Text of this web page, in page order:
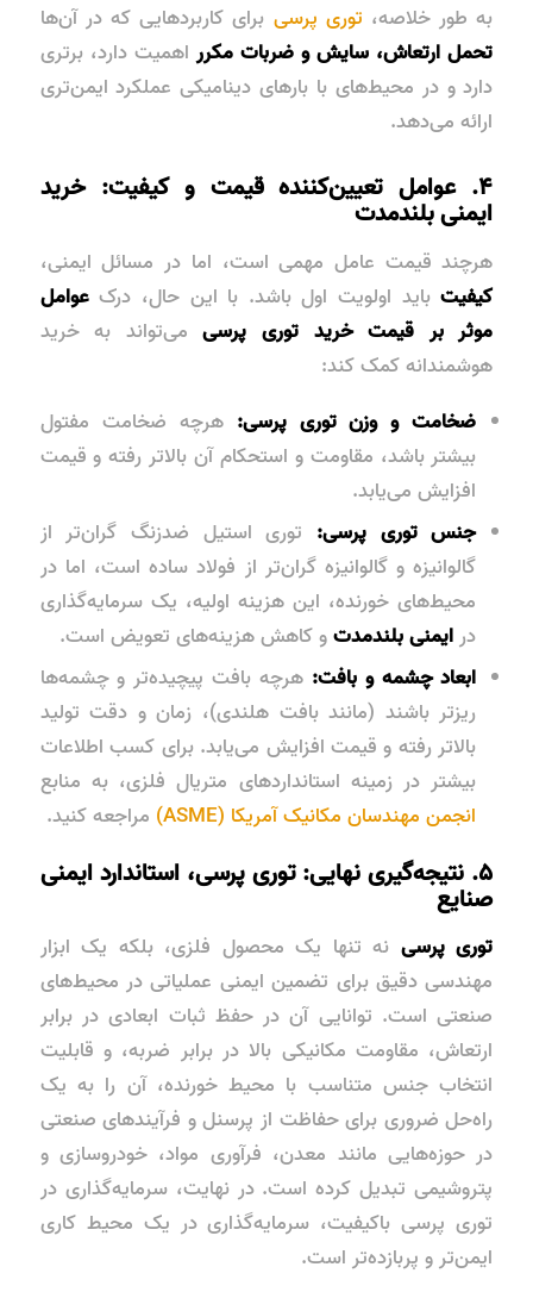
به طور خلاصه، توری پرسی برای کاربردهایی که در آن‌ها
تحمل ارتعاش، سایش و ضربات مکرراهمیت دارد، برتری
دارد و در محیط‌های با بارهای دینامیکی عملکرد ایمن‌تری
ارائه می‌دهد.
۴. عوامل تعیین‌کننده قیمت و کیفیت: خرید
ایمنی بلندمدت
هرچند قیمت عامل مهمی است، اما در مسائل ایمنی،
کیفیتباید اولویت اول باشد. با این حال، درکعوامل
موثر بر قیمت خرید توری پرسیمی‌تواند به خرید
هوشمندانه کمک کند:
ضخامت و وزن توری پرسی: هرچه ضخامت مفتول
بیشتر باشد، مقاومت و استحکام آن بالاتر رفته و قیمت
افزایش می‌یابد.
جنس توری پرسی: توری استیل ضدزنگ گران‌تر از
گالوانیزه و گالوانیزه گران‌تر از فولاد ساده است، اما در
محیط‌های خورنده، این هزینه اولیه، یک سرمایه‌گذاری
درایمنی بلندمدتو کاهش هزینه‌های تعویض است.
ابعاد چشمه و بافت: هرچه بافت پیچیده‌تر و چشمه‌ها
ریزتر باشند (مانند بافت هلندی)، زمان و دقت تولید
بالاتر رفته و قیمت افزایش می‌یابد. برای کسب اطلاعات
بیشتر در زمینه استانداردهای متریال فلزی، به منابع
انجمن مهندسان مکانیک آمریکا (ASME)
مراجعه کنید.
۵. نتیجه‌گیری نهایی: توری پرسی، استاندارد ایمنی
صنایع
توری پرسی نه تنها یک محصول فلزی، بلکه یک ابزار
مهندسی دقیق برای تضمین ایمنی عملیاتی در محیط‌های
صنعتی است. توانایی آن در حفظ ثبات ابعادی در برابر
ارتعاش، مقاومت مکانیکی بالا در برابر ضربه، و قابلیت
انتخاب جنس متناسب با محیط خورنده، آن را به یک
راه‌حل ضروری برای حفاظت از پرسنل و فرآیندهای صنعتی
در حوزه‌هایی مانند معدن، فرآوری مواد، خودروسازی و
پتروشیمی تبدیل کرده است. در نهایت، سرمایه‌گذاری در
توری پرسی باکیفیت، سرمایه‌گذاری در یک محیط کاری
ایمن‌تر و پربازده‌تر است.